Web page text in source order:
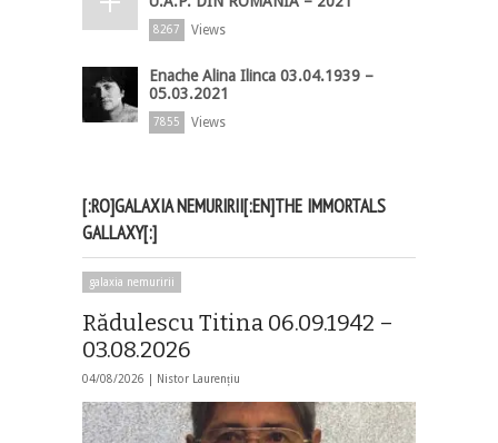
8267 Views
Enache Alina Ilinca 03.04.1939 –
05.03.2021
7855 Views
[:RO]GALAXIA NEMURIRII[:EN]THE IMMORTALS
GALLAXY[:]
galaxia nemuririi
Rădulescu Titina 06.09.1942 –
03.08.2026
04/08/2026 | Nistor Laurențiu